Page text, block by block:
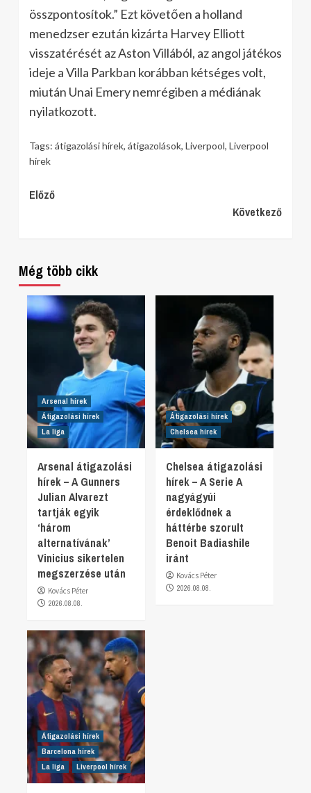
összpontosítok.” Ezt követően a holland
menedzser ezután kizárta Harvey Elliott
visszatérését az Aston Villából, az angol játékos
ideje a Villa Parkban korábban kétséges volt,
miután Unai Emery nemrégiben a médiának
nyilatkozott.
Tags: átigazolási hírek, átigazolások, Liverpool, Liverpool
hírek
Continue
Előző
Következő
Még több cikk
Arsenal hírek
Átigazolási hírek
La liga
Arsenal átigazolási
hírek – A Gunners
Julian Alvarezt
tartják egyik
‘három
alternatívának’
Vinicius sikertelen
megszerzése után
Kovács Péter
2026.08.08.
Átigazolási hírek
Chelsea hírek
Chelsea átigazolási
hírek – A Serie A
nagyágyúi
érdeklődnek a
háttérbe szorult
Benoit Badiashile
iránt
Kovács Péter
2026.08.08.
Átigazolási hírek
Barcelona hírek
La liga
Liverpool hírek